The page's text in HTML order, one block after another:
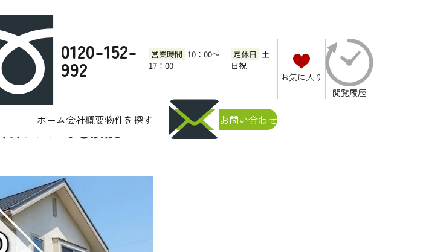
0120-152-
992
営業時間 10：00～
17：00
定休日 土
日祝
ホーム会社概要物件を探す お問い合わせ
お気に入り
閲覧履歴
ブログ 中古住宅の既存住宅売買瑕疵保険は？利用する流れについても解説